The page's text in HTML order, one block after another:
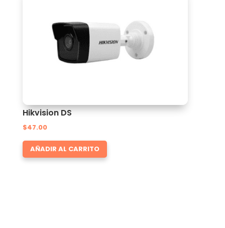
Hikvision DS
$47.00
AÑADIR AL CARRITO